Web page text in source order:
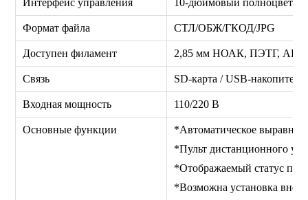
Интерфейс управления 10-дюймовый
Формат файла СТЛ/ОБЖ/ГКОД/JPG
Доступен филамент 2,85 мм НОАК, ПЭТГ, АБС,
Связь SD-карта / USB-
Входная мощность 110/220 В
Основные функции
*Автоматическое
*Пульт дистанционного
*Отображаемый статус
*Возможна установка